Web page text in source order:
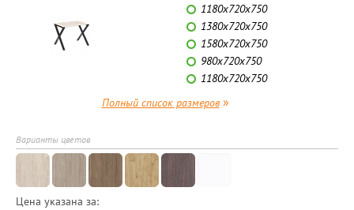
1180х720х750
1380х720х750
1580х720х750
980х720х750
1180х720х750
Полный список размеров»
Варианты цветов
Цена указана за: